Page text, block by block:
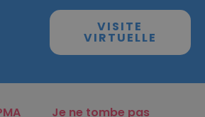
VISITE
VIRTUELLE
Je ne tombe pas